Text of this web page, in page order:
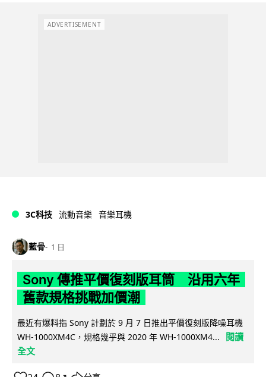
ADVERTISEMENT
3C科技 流動音樂 音樂耳機
藍骨 1 日
Sony 傳推平價復刻版耳筒 沿用六年
舊款規格挑戰加價潮
最近有爆料指 Sony 計劃於 9 月 7 日推出平價復刻版降噪耳機
WH-1000XM4C，規格幾乎與 2020 年 WH-1000XM4...
閱讀
全文